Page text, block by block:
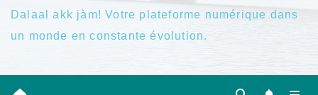
Dalaal akk jàm! Votre plateforme numérique dans
un monde en constante évolution.